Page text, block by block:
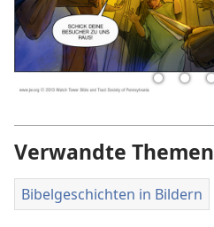
Verwandte Themen
Bibelgeschichten in Bildern